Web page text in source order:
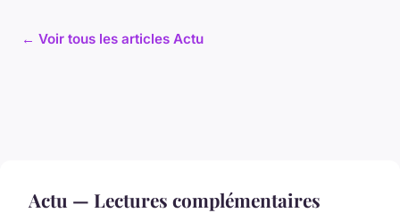
← Voir tous les articles Actu
Actu — Lectures complémentaires